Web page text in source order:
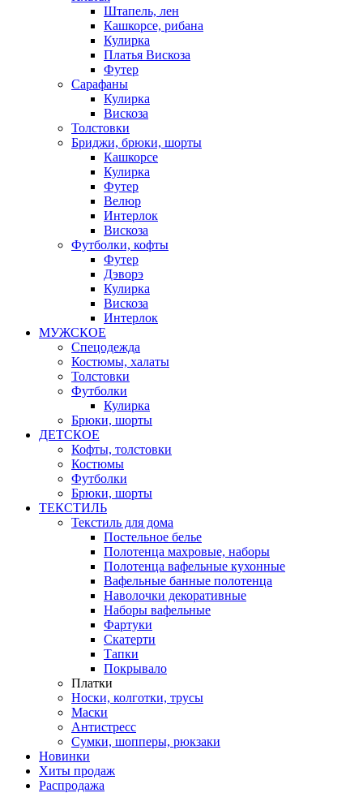
Штапель, лен
Кашкорсе, рибана
Кулирка
Платья Вискоза
Футер
Сарафаны
Кулирка
Вискоза
Толстовки
Бриджи, брюки, шорты
Кашкорсе
Кулирка
Футер
Велюр
Интерлок
Вискоза
Футболки, кофты
Футер
Дэворэ
Кулирка
Вискоза
Интерлок
МУЖСКОЕ
Спецодежда
Костюмы, халаты
Толстовки
Футболки
Кулирка
Брюки, шорты
ДЕТСКОЕ
Кофты, толстовки
Костюмы
Футболки
Брюки, шорты
ТЕКСТИЛЬ
Текстиль для дома
Постельное белье
Полотенца махровые, наборы
Полотенца вафельные кухонные
Вафельные банные полотенца
Наволочки декоративные
Наборы вафельные
Фартуки
Скатерти
Тапки
Покрывало
Платки
Носки, колготки, трусы
Маски
Антистресс
Сумки, шопперы, рюкзаки
Новинки
Хиты продаж
Распродажа